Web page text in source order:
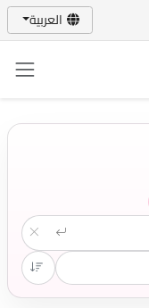
العربية